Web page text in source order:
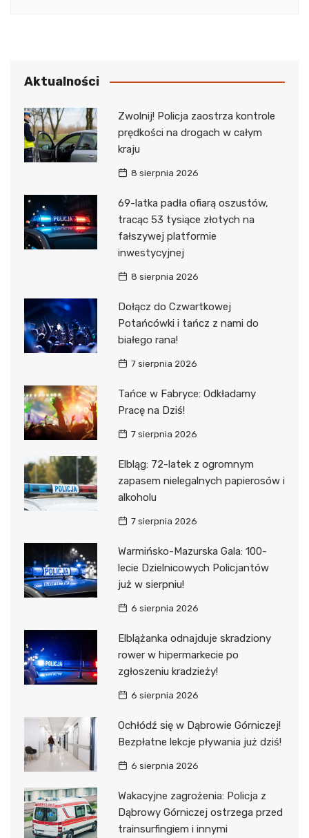
Aktualności
Zwolnij! Policja zaostrza kontrole
prędkości na drogach w całym
kraju
8 sierpnia 2026
69-latka padła ofiarą oszustów,
tracąc 53 tysiące złotych na
fałszywej platformie
inwestycyjnej
8 sierpnia 2026
Dołącz do Czwartkowej
Potańcówki i tańcz z nami do
białego rana!
7 sierpnia 2026
Tańce w Fabryce: Odkładamy
Pracę na Dziś!
7 sierpnia 2026
Elbląg: 72-latek z ogromnym
zapasem nielegalnych papierosów i
alkoholu
7 sierpnia 2026
Warmińsko-Mazurska Gala: 100-
lecie Dzielnicowych Policjantów
już w sierpniu!
6 sierpnia 2026
Elblążanka odnajduje skradziony
rower w hipermarkecie po
zgłoszeniu kradzieży!
6 sierpnia 2026
Ochłódź się w Dąbrowie Górniczej!
Bezpłatne lekcje pływania już dziś!
6 sierpnia 2026
Wakacyjne zagrożenia: Policja z
Dąbrowy Górniczej ostrzega przed
trainsurfingiem i innymi